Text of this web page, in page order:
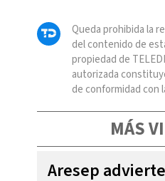
Queda prohibida la
del contenido de
propiedad de
autorizada
de conformidad con
MÁS
Aresep